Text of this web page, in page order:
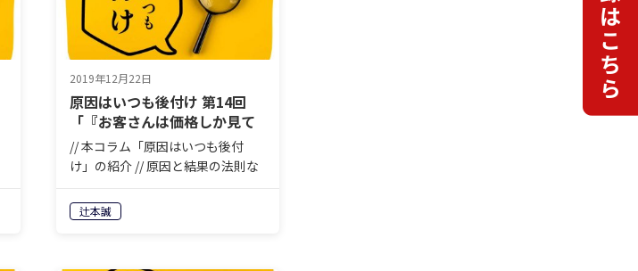
2019年12月22日
原因はいつも後付け 第14回
「『お客さんは価格しか見て
いない』のウソ」
// 本コラム「原因はいつも後付
け」の紹介 // 原因と結果の法則な
れば誰も苦労はしません。人生も
商売もまずやってみて、結果が出
辻本誠